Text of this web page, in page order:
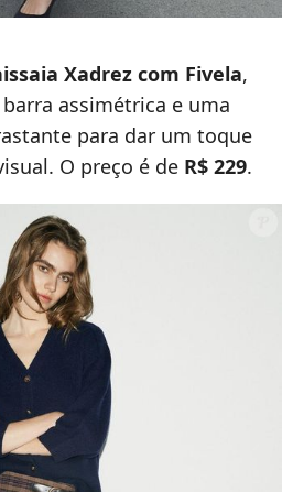
Xadrez com Fivela,
assimétrica e uma
para dar um toque
O preço é de R$ 229.